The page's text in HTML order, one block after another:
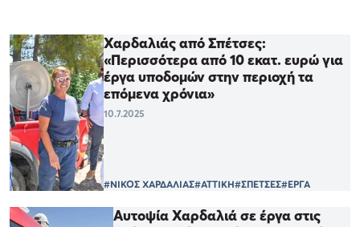
Χαρδαλιάς από Σπέτσες:
«Περισσότερα από 10 εκατ. ευρώ για
έργα υποδομών στην περιοχή τα
επόμενα χρόνια»
10.7.2025
#ΝΙΚΟΣ ΧΑΡΔΑΛΙΑΣ#ΑΤΤΙΚΗ#ΣΠΕΤΣΕΣ#ΕΡΓΑ
Αυτοψία Χαρδαλιά σε έργα στις